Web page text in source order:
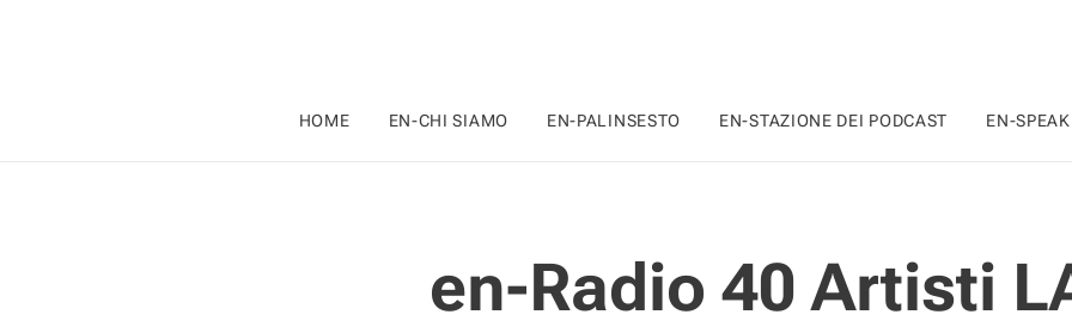
HOME EN-CHI SIAMO EN-PALINSESTO EN-STAZIONE DEI PODCAST EN-
en-Radio 40 Artisti